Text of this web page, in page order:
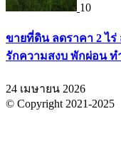
10
ขายที่ดิน ลดราคา 2 ไ
รักความสงบ พักผ่อน ทำ
24 เมษายน 2026
© Copyright 2021-2025